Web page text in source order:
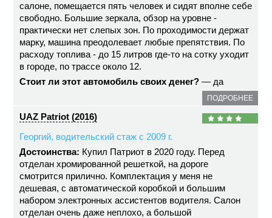
салоне, помещается пять человек и сидят вполне себе
свободно. Большие зеркала, обзор на уровне -
практически нет слепых зон. По проходимости держат
марку, машина преодолевает любые препятствия. По
расходу топлива - до 15 литров где-то на сотку уходит
в городе, по трассе около 12.
Стоит ли этот автомобиль своих денег? — да
ПОДРОБНЕЕ
UAZ Patriot (2016)
Георгий, водительский стаж с 2009 г.
Достоинства: Купил Патриот в 2020 году. Перед
отделан хромированной решеткой, на дороге
смотрится прилично. Комплектация у меня не
дешевая, с автоматической коробкой и большим
набором электронных ассистентов водителя. Салон
отделан очень даже неплохо, а большой